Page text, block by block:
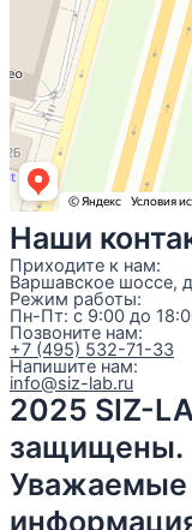
Наши
Приходите к нам:
Варшавское шоссе,
Режим работы:
Пн-Пт: с 9:00 до
Позвоните нам:
+7 (495) 532-71-33
Напишите нам:
info@siz-lab.ru
2025 SIZ-
защищены.
Уважаемые